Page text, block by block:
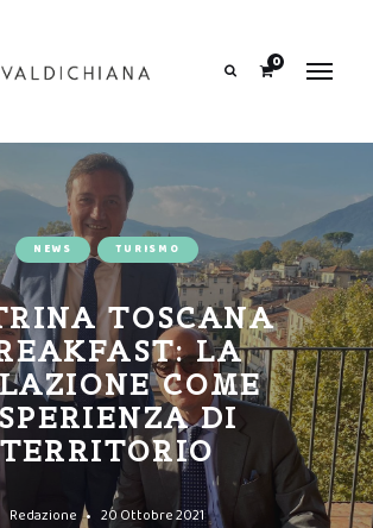
0
NEWS TURISMO
TOSCANA
LA
COME
DI
TERRITORIO
Redazione 20 Ottobre 2021